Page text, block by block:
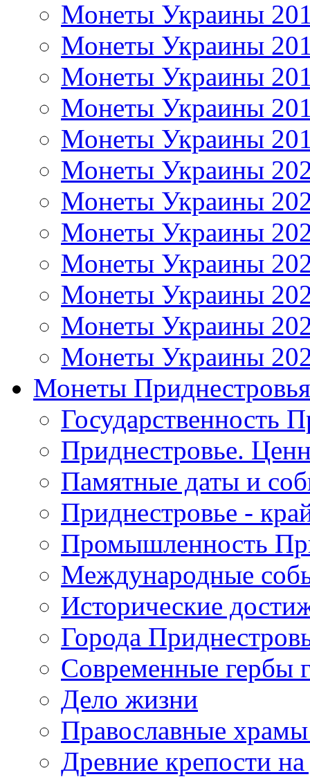
Монеты Украины
Монеты Украины
Монеты Украины
Монеты Украины
Монеты Украины
Монеты Украины
Монеты Украины
Монеты Украины
Монеты Украины
Монеты Украины
Монеты Украины
Монеты Украины
Монеты Приднестровья
Государственность
Приднестровье.
Памятные даты и
Приднестровье -
Промышленность
Международные
Исторические
Города
Современные гербы
Дело жизни
Православные
Древние крепости